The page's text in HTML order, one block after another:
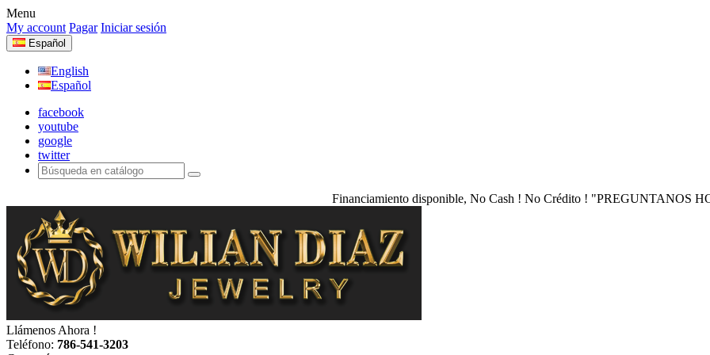
Menu
My account Pagar Iniciar sesión
Español
English
Español
facebook
youtube
google
twitter
Financiamiento disponible, No Cash ! No Crédito ! "PREGUNTANOS
Llámenos Ahora !
Teléfono: 786-541-3203